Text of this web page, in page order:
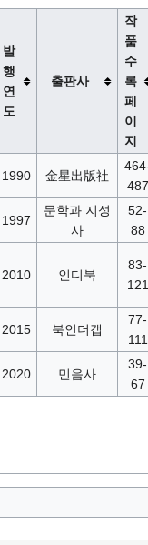
발
행
연
도
출판사
작
품
수
록
페
이
지
1990 金星出版社
487
1997
문학과 지성
사
52-
88
2010 인디북
83-
121
2015 북인더갭
77-
111
2020 민음사
39-
67